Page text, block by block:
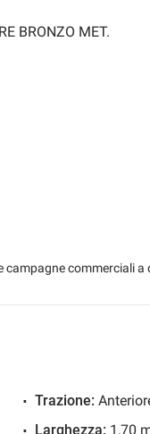
BRONZO MET.
ESEGUITO,
PRIMA DI
commerciali a
Trazione:
Larghezza: 1,70